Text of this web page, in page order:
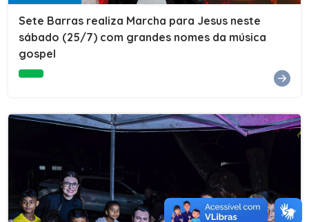
Sete Barras realiza Marcha para Jesus neste
sábado (25/7) com grandes nomes da música
gospel